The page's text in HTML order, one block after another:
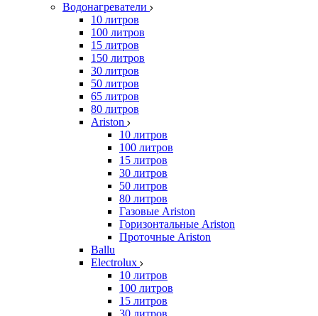
Водонагреватели
10 литров
100 литров
15 литров
150 литров
30 литров
50 литров
65 литров
80 литров
Ariston
10 литров
100 литров
15 литров
30 литров
50 литров
80 литров
Газовые Ariston
Горизонтальные Ariston
Проточные Ariston
Ballu
Electrolux
10 литров
100 литров
15 литров
30 литров